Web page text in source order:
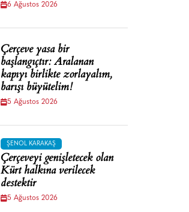
6 Ağustos 2026
Çerçeve yasa bir
başlangıçtır: Aralanan
kapıyı birlikte zorlayalım,
barışı büyütelim!
5 Ağustos 2026
ŞENOL KARAKAŞ
Çerçeveyi genişletecek olan
Kürt halkına verilecek
destektir
5 Ağustos 2026